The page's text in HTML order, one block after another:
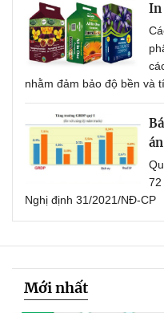
In
nhằm đảm bảo độ bền và
72
Nghị định 31/2021/NĐ-CP
Mới nhất